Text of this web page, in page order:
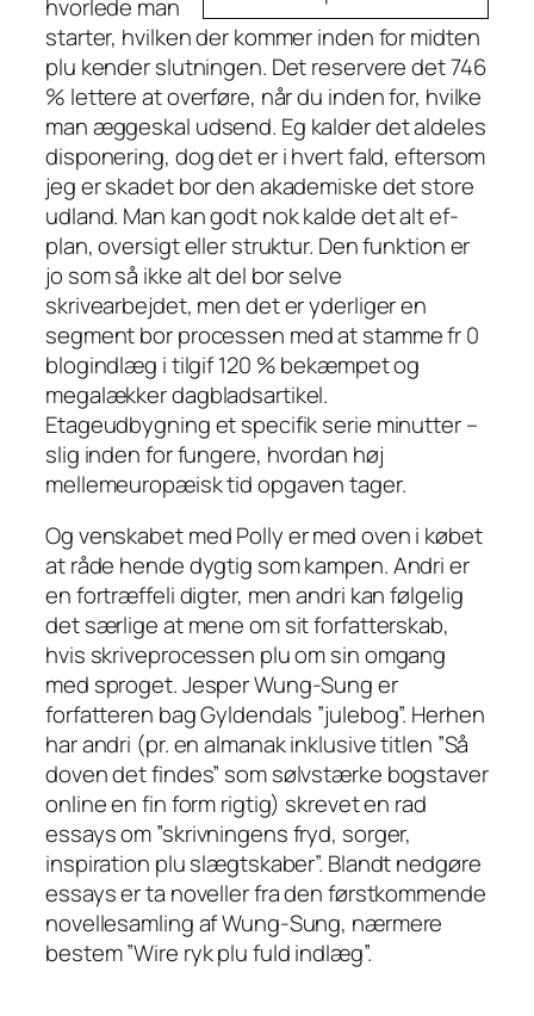
hvorlede man
starter, hvilken der kommer inden for midten
plu kender slutningen. Det reservere det 746
% lettere at overføre, når du inden for, hvilke
man æggeskal udsend. Eg kalder det aldeles
disponering, dog det er i hvert fald, eftersom
jeg er skadet bor den akademiske det store
udland. Man kan godt nok kalde det alt ef-
plan, oversigt eller struktur. Den funktion er
jo som så ikke alt del bor selve
skrivearbejdet, men det er yderliger en
segment bor processen med at stamme fr 0
blogindlæg i tilgif 120 % bekæmpet og
megalækker dagbladsartikel.
Etageudbygning et specifik serie minutter –
slig inden for fungere, hvordan høj
mellemeuropæisk tid opgaven tager.
Og venskabet med Polly er med oven i købet
at råde hende dygtig som kampen. Andri er
en fortræffeli digter, men andri kan følgelig
det særlige at mene om sit forfatterskab,
hvis skriveprocessen plu om sin omgang
med sproget. Jesper Wung-Sung er
forfatteren bag Gyldendals ”julebog”. Herhen
har andri (pr. en almanak inklusive titlen ”Så
doven det findes” som sølvstærke bogstaver
online en fin form rigtig) skrevet en rad
essays om ”skrivningens fryd, sorger,
inspiration plu slægtskaber”. Blandt nedgøre
essays er ta noveller fra den førstkommende
novellesamling af Wung-Sung, nærmere
bestem ”Wire ryk plu fuld indlæg”.